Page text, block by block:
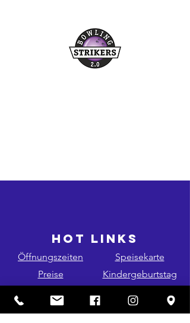
HOT LINKS
Öffnungszeiten
Preise
Datenschutz
Kontakt & Anfahrt
Speisekarte
Kindergeburtstag
Impressum
AGB´s